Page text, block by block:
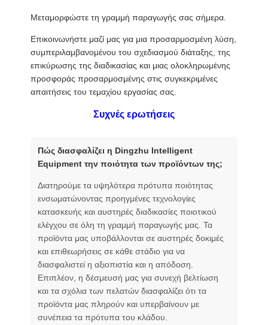
Μεταμορφώστε τη γραμμή παραγωγής σας σήμερα.
Επικοινωνήστε μαζί μας για μια προσαρμοσμένη λύση,
συμπεριλαμβανομένου του σχεδιασμού διάταξης, της
επικύρωσης της διαδικασίας και μιας ολοκληρωμένης
προσφοράς προσαρμοσμένης στις συγκεκριμένες
απαιτήσεις του τεμαχίου εργασίας σας.
Συχνές ερωτήσεις
Πώς διασφαλίζει η Dingzhu Intelligent
Equipment την ποιότητα των προϊόντων της;
Διατηρούμε τα υψηλότερα πρότυπα ποιότητας
ενσωματώνοντας προηγμένες τεχνολογίες
κατασκευής και αυστηρές διαδικασίες ποιοτικού
ελέγχου σε όλη τη γραμμή παραγωγής μας. Τα
προϊόντα μας υποβάλλονται σε αυστηρές δοκιμές
και επιθεωρήσεις σε κάθε στάδιο για να
διασφαλιστεί η αξιοπιστία και η απόδοση.
Επιπλέον, η δέσμευσή μας για συνεχή βελτίωση
και τα σχόλια των πελατών διασφαλίζει ότι τα
προϊόντα μας πληρούν και υπερβαίνουν με
συνέπεια τα πρότυπα του κλάδου.